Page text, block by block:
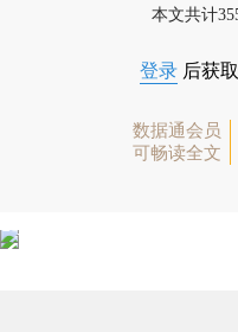
本文共计
登录 后获
数据通会员
可畅读全文